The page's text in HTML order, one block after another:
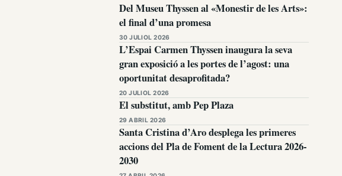
Del Museu Thyssen al «Monestir de les Arts»:
el final d’una promesa
30 JULIOL 2026
L’Espai Carmen Thyssen inaugura la seva
gran exposició a les portes de l’agost: una
oportunitat desaprofitada?
20 JULIOL 2026
El substitut, amb Pep Plaza
29 ABRIL 2026
Santa Cristina d’Aro desplega les primeres
accions del Pla de Foment de la Lectura 2026-
2030